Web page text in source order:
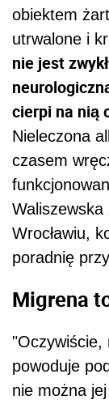
obiektem
utrwalone i
nie jest
cierpi na nią
Nieleczona
czasem
Waliszewska
Wrocławiu,
poradnię
Migrena
"Oczywiście,
powoduje
nie można